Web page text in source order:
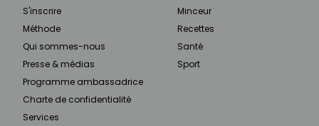
S'inscrire
Méthode
Qui sommes-nous
Presse & médias
Programme ambassadrice
Charte de confidentialité
Services
Minceur
Recettes
Santé
Sport